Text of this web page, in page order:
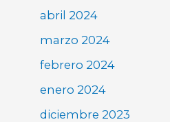
abril 2024
marzo 2024
febrero 2024
enero 2024
diciembre 2023